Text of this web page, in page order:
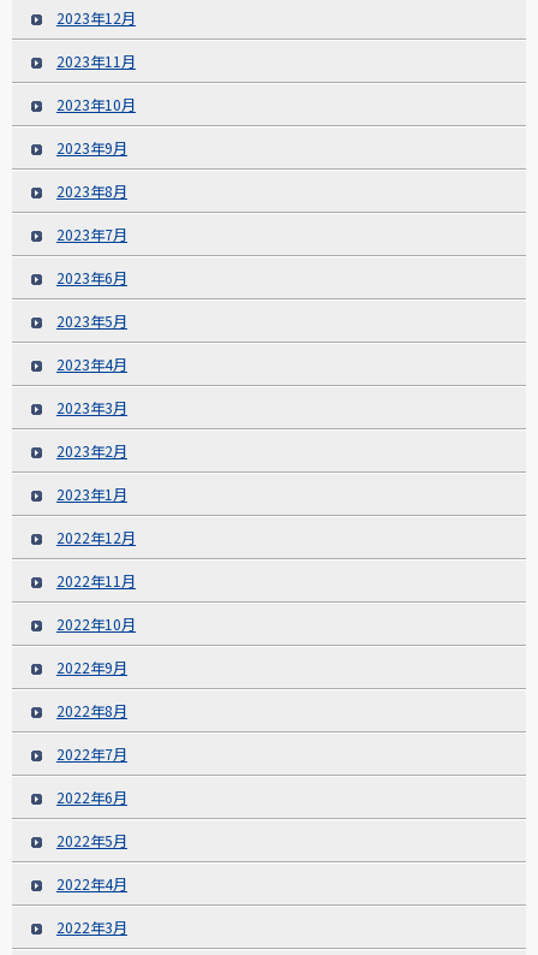
2023年12月
2023年11月
2023年10月
2023年9月
2023年8月
2023年7月
2023年6月
2023年5月
2023年4月
2023年3月
2023年2月
2023年1月
2022年12月
2022年11月
2022年10月
2022年9月
2022年8月
2022年7月
2022年6月
2022年5月
2022年4月
2022年3月